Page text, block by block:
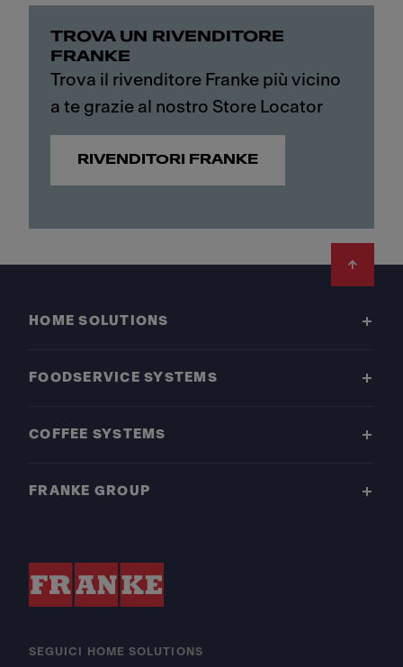
TROVA UN RIVENDITORE
FRANKE
Trova il rivenditore Franke più vicino
a te grazie al nostro Store Locator
RIVENDITORI FRANKE
HOME SOLUTIONS
FOODSERVICE SYSTEMS
COFFEE SYSTEMS
FRANKE GROUP
SEGUICI HOME SOLUTIONS